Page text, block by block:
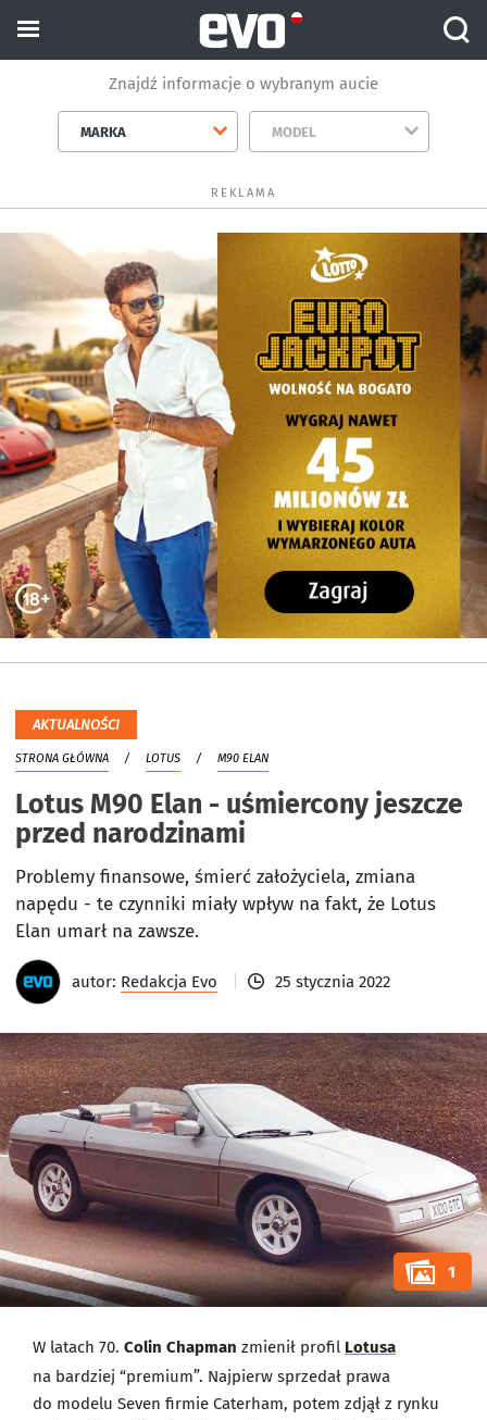
Znajdź informacje o wybranym aucie
MARKA MODEL
REKLAMA
AKTUALNOŚCI
STRONA GŁÓWNA LOTUS M90 ELAN
Lotus M90 Elan - uśmiercony jeszcze
przed narodzinami
Problemy finansowe, śmierć założyciela, zmiana
napędu - te czynniki miały wpływ na fakt, że Lotus
Elan umarł na zawsze.
autor: Redakcja Evo 25 stycznia 2022
1
W latach 70. Colin Chapman zmienił profil Lotusa
na bardziej “premium”. Najpierw sprzedał prawa
do modelu Seven firmie Caterham, potem zdjął z rynku